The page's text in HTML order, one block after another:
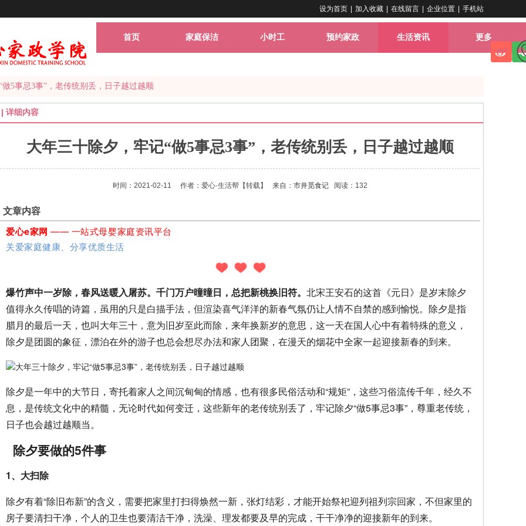
首页 家庭保洁 小时工 预约家政 生活资讯 更多
设为首页 加入收藏 在线留言 企业位置 手机站
5事忌3事”，老传统别丢，日子越过越顺
详细内容
大年三十除夕，牢记“做5事忌3事”，老传统别丢，日子越过越顺
时间：2021-02-11 作者：爱心·生活帮 【转载】 来自： 市井觅食记 阅读：132
文章内容
爱心e家网 —— 一站式母婴家庭资讯平台
关爱家庭健康、分享优质生活
爆竹声中一岁除，春风送暖入屠苏。千门万户曈曈日，总把新桃换旧符。 北宋王安石的这首《元日》是岁末除夕
值得永久传唱的诗篇，虽用的只是白描手法，但渲染喜气洋洋的新春气氛仍让人情不自禁的感到愉悦。除夕是指
腊月的最后一天，也叫大年三十，意为旧岁至此而除，来年换新岁的意思，这一天在国人心中有着特殊的意义，
除夕是团圆的象征，漂泊在外的游子也总会想尽办法和家人团聚，在漫天的烟花中全家一起迎接新春的到来。
除夕是一年中的大节日，寄托着家人之间沉甸甸的情感，也有很多民俗活动和“规矩”，这些习俗流传千年，经久不
息，是传统文化中的精髓，无论时代如何变迁，这些新年的老传统别丢了，牢记除夕“做5事忌3事”，尊重老传统，
日子也会越过越顺当。
除夕要做的5件事
1、大扫除
除夕有着“除旧布新”的含义，需要把家里打扫得焕然一新，张灯结彩，才能开始祭祀迎列祖列宗回家，不但家里的
房子要清扫干净，个人的卫生也要清洁干净，洗澡、理发都要及早的完成，干干净净的迎接新年的到来。